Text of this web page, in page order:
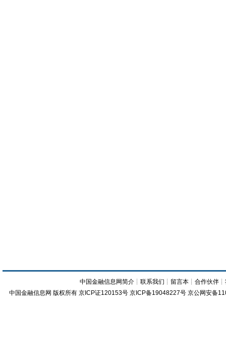
中国金融信息网简介 ┊联系我们 ┊ 留言本 ┊合作伙伴 ┊
中国金融信息网 版权所有 京ICP证120153号 京ICP备19048227号 京公网安备